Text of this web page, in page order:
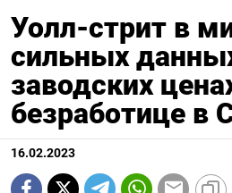
Уолл-стрит в
сильных
заводских
безработице в
16.02.2023